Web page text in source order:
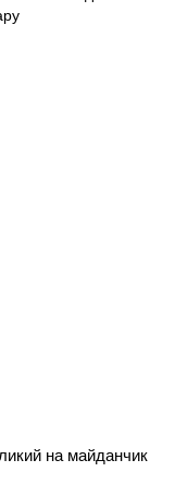
на майданчик